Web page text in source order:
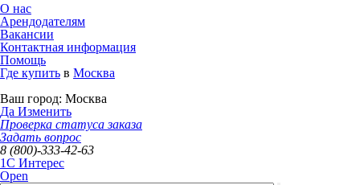
О нас
Арендодателям
Вакансии
Контактная информация
Помощь
Где купить в Москва
Ваш город: Москва
Да Изменить
Проверка статуса заказа
Задать вопрос
8 (800)-333-42-63
1C Интерес
Open